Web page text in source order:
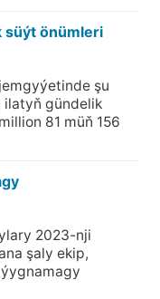
süýt önümleri
şu
gündelik
81 müň 156
2023-nji
şaly ekip,